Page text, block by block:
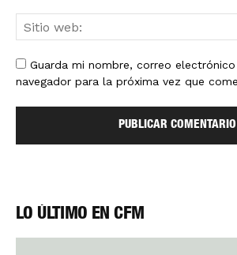
Guarda mi nombre, correo
navegador para la próxima vez que
LO ÚLTIMO EN CFM